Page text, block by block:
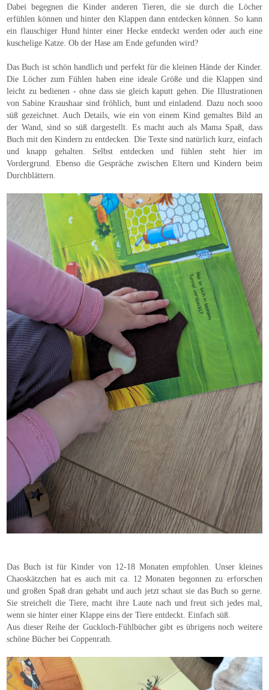
Dabei begegnen die Kinder anderen Tieren, die sie durch die Löcher
erfühlen können und hinter den Klappen dann entdecken können. So kann
ein flauschiger Hund hinter einer Hecke entdeckt werden oder auch eine
kuschelige Katze. Ob der Hase am Ende gefunden wird?
Das Buch ist schön handlich und perfekt für die kleinen Hände der Kinder.
Die Löcher zum Fühlen haben eine ideale Größe und die Klappen sind
leicht zu bedienen - ohne dass sie gleich kaputt gehen. Die Illustrationen
von Sabine Kraushaar sind fröhlich, bunt und einladend. Dazu noch sooo
süß gezeichnet. Auch Details, wie ein von einem Kind gemaltes Bild an
der Wand, sind so süß dargestellt. Es macht auch als Mama Spaß, dass
Buch mit den Kindern zu entdecken. Die Texte sind natürlich kurz, einfach
und knapp gehalten. Selbst entdecken und fühlen steht hier im
Vordergrund. Ebenso die Gespräche zwischen Eltern und Kindern beim
Durchblättern.
Das Buch ist für Kinder von 12-18 Monaten empfohlen. Unser kleines
Chaoskätzchen hat es auch mit ca. 12 Monaten begonnen zu erforschen
und großen Spaß dran gehabt und auch jetzt schaut sie das Buch so gerne.
Sie streichelt die Tiere, macht ihre Laute nach und freut sich jedes mal,
wenn sie hinter einer Klappe eins der Tiere entdeckt. Einfach süß.
Aus dieser Reihe der Guckloch-Fühlbücher gibt es übrigens noch weitere
schöne Bücher bei Coppenrath.